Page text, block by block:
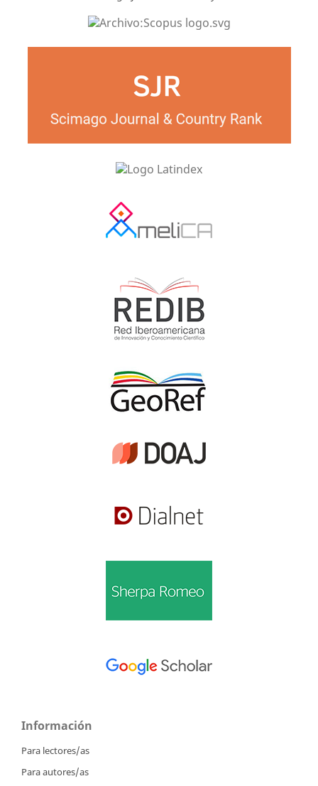
Información
Para lectores/as
Para autores/as